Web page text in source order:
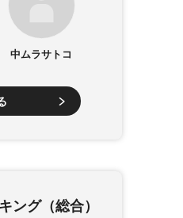
中ムラサトコ
ング（総合）